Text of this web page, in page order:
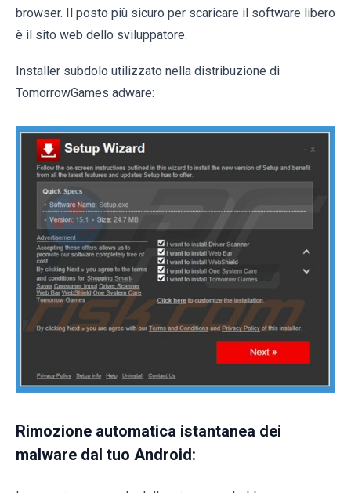
browser. Il posto più sicuro per scaricare il software libero
è il sito web dello sviluppatore.
Installer subdolo utilizzato nella distribuzione di
TomorrowGames adware:
Rimozione automatica istantanea dei
malware dal tuo Android: